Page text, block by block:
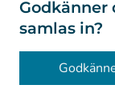
Godkänner
samlas in?
Tillgänglighet
Kakor